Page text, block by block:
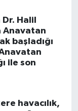
Halil
Anavatan
başladığı
ile son
havacılık,